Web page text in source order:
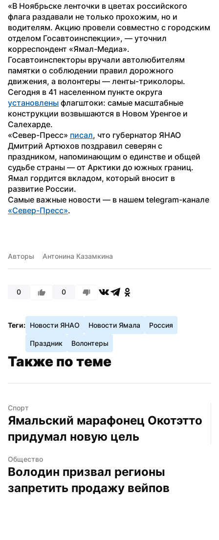
«В Ноябрьске ленточки в цветах российского
флага раздавали не только прохожим, но и
водителям. Акцию провели совместно с городским
отделом Госавтоинспекции», — уточнил
корреспондент «Ямал-Медиа».
Госавтоинспекторы вручали автолюбителям
памятки о соблюдении правил дорожного
движения, а волонтеры — ленты-триколоры.
установлены флагштоки: самые масштабные
конструкции возвышаются в Новом Уренгое и
Салехарде.
«Север-Пресс» писал, что губернатор ЯНАО
Дмитрий Артюхов поздравил северян с
праздником, напоминающим о единстве и общей
судьбе страны — от Арктики до южных границ.
Ямал гордится вкладом, который вносит в
развитие России.
«Север-Пресс».
Авторы Антонина Казамкина
0 0
Теги: Новости ЯНАО Новости Ямала Россия
Праздник Волонтеры
Также по теме
Спорт
Ямальский марафонец Окотэтто
придумал новую цель
Общество
Володин призвал регионы
запретить продажу вейпов